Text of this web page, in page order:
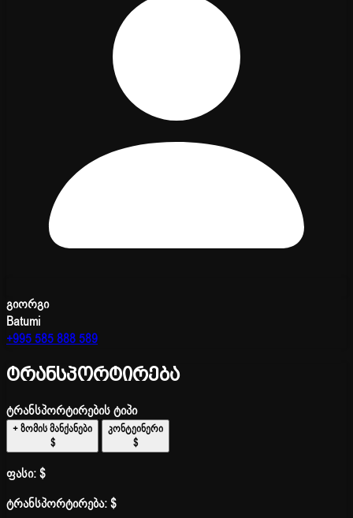
გიორგი
Batumi
+995 585 888 589
ტრანსპორტირება
ტრანსპორტირების ტიპი
+ ზომის მანქანები
$
კონტეინერი
$
ფასი:$
ტრანსპორტირება:$